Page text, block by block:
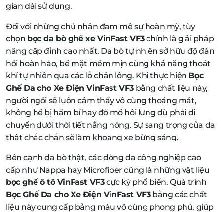
gian dài sử dụng.
Đối với những chủ nhân đam mê sự hoàn mỹ, tùy
chọn bọc da bò ghế xe VinFast VF3chính là giải pháp
nâng cấp đỉnh cao nhất. Da bò tự nhiên sở hữu độ đàn
hồi hoàn hảo, bề mặt mềm mịn cùng khả năng thoát
khí tự nhiên qua các lỗ chân lông. Khi thực hiện Bọc
Ghế Da cho Xe Điện VinFast VF3 bằng chất liệu này,
người ngồi sẽ luôn cảm thấy vô cùng thoáng mát,
không hề bị hầm bí hay đổ mồ hôi lưng dù phải di
chuyển dưới thời tiết nắng nóng. Sự sang trọng của da
thật chắc chắn sẽ làm khoang xe bừng sáng.
Bên cạnh da bò thật, các dòng da công nghiệp cao
cấp như Nappa hay Microfiber cũng là những vật liệu
bọc ghế ô tô VinFast VF3cực kỳ phổ biến. Quá trình
Bọc Ghế Da cho Xe Điện VinFast VF3bằng các chất
liệu này cung cấp bảng màu vô cùng phong phú, giúp